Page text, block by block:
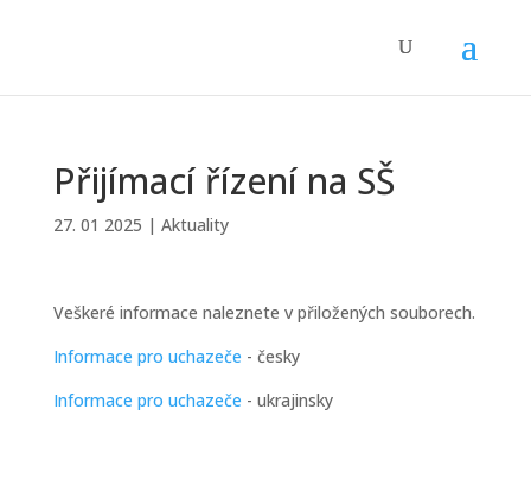
Přijímací řízení na SŠ
27. 01 2025 | Aktuality
Veškeré informace naleznete v přiložených souborech.
Informace pro uchazeče - česky
Informace pro uchazeče - ukrajinsky